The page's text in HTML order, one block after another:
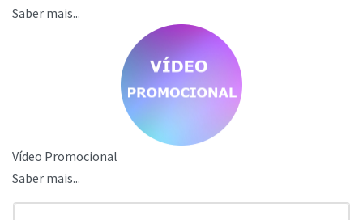
Saber mais...
Vídeo Promocional
Saber mais...